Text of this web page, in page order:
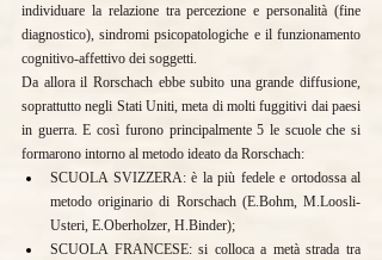
individuare la relazione tra percezione e personalità (fine
diagnostico), sindromi psicopatologiche e il funzionamento
cognitivo-affettivo dei soggetti.
Da allora il Rorschach ebbe subito una grande diffusione,
soprattutto negli Stati Uniti, meta di molti fuggitivi dai paesi
in guerra. E così furono principalmente 5 le scuole che si
formarono intorno al metodo ideato da Rorschach:
SCUOLA SVIZZERA: è la più fedele e ortodossa al
metodo originario di Rorschach (E.Bohm, M.Loosli-
Usteri, E.Oberholzer, H.Binder);
SCUOLA FRANCESE: si colloca a metà strada tra